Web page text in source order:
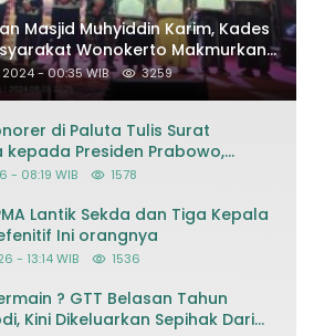
Masjid Muhyiddin Karim, Kades
Wonokerto Makmurkan
- 00:35 WIB 3259
di Paluta Tulis Surat
kepada Presiden Prabowo,
atas Dugaan
- 08:19 WIB 1578
Lantik Sekda dan Tiga Kepala
Ini orangnya
- 13:14 WIB 1536
? GTT Belasan Tahun
Kini Dikeluarkan Sepihak Dari